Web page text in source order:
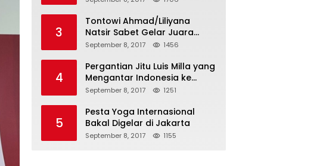
3
Tontowi Ahmad/Liliyana
Natsir Sabet Gelar Juara
Dunia Kedua
September 8, 2017 1456
4
Pergantian Jitu Luis Milla yang
Mengantar Indonesia ke
Semifinal
September 8, 2017 1251
5
Pesta Yoga Internasional
Bakal Digelar di Jakarta
September 8, 2017 1155